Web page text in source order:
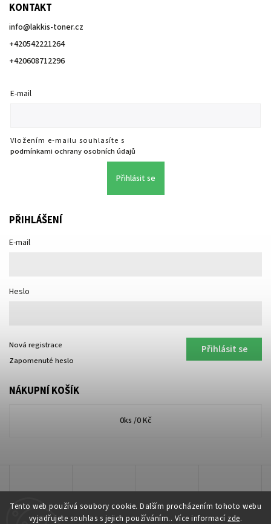
Tento web používá soubory cookie. Dalším procházením tohoto webu
vyjadřujete souhlas s jejich používáním.. Více informací zde.
KONTAKT
info@lakkis-toner.cz
+420542221264
+420608712296
E-mail
Vložením e-mailu souhlasíte s
podmínkami ochrany osobních údajů
Přihlásit se
PŘIHLÁŠENÍ
E-mail
Heslo
Přihlásit se
Nová registrace
Zapomenuté heslo
NÁKUPNÍ KOŠÍK
0ks /0 Kč